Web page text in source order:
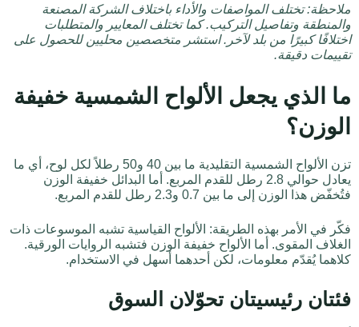
ملاحظة: تختلف المواصفات والأداء باختلاف الشركة المصنعة
والمنطقة وتفاصيل التركيب. كما تختلف المعايير والمتطلبات
اختلافًا كبيرًا من بلد لآخر. استشر متخصصين محليين للحصول على
تقييمات دقيقة.
ما الذي يجعل الألواح الشمسية خفيفة
الوزن؟
تزن الألواح الشمسية التقليدية ما بين 40 و50 رطلاً لكل لوح، أي ما
يعادل حوالي 2.8 رطل للقدم المربع. أما البدائل خفيفة الوزن
فتُخفّض هذا الوزن إلى ما بين 0.7 و2.3 رطل للقدم المربع.
فكّر في الأمر بهذه الطريقة: الألواح القياسية تشبه الموسوعات ذات
الغلاف المقوى. أما الألواح خفيفة الوزن فتشبه الروايات الورقية.
كلاهما يُقدّم معلومات، لكن أحدهما أسهل في الاستخدام.
فئتان رئيسيتان تحوّلان السوق